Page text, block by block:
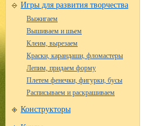
Игры для развития творчества
Выжигаем
Вышиваем и шьем
Клеим, вырезаем
Краски, карандаши, фломастеры
Лепим, придаем форму
Плетем фенечки, фигурки, бусы
Расписываем и раскрашиваем
Конструкторы